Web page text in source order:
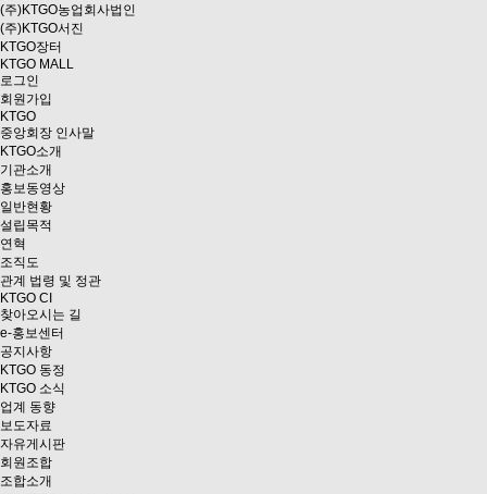
(주)KTGO농업회사법인
(주)KTGO서진
KTGO장터
KTGO MALL
로그인
회원가입
KTGO
중앙회장 인사말
KTGO소개
기관소개
홍보동영상
일반현황
설립목적
연혁
조직도
관계 법령 및 정관
KTGO CI
찾아오시는 길
e-홍보센터
공지사항
KTGO 동정
KTGO 소식
업계 동향
보도자료
자유게시판
회원조합
조합소개